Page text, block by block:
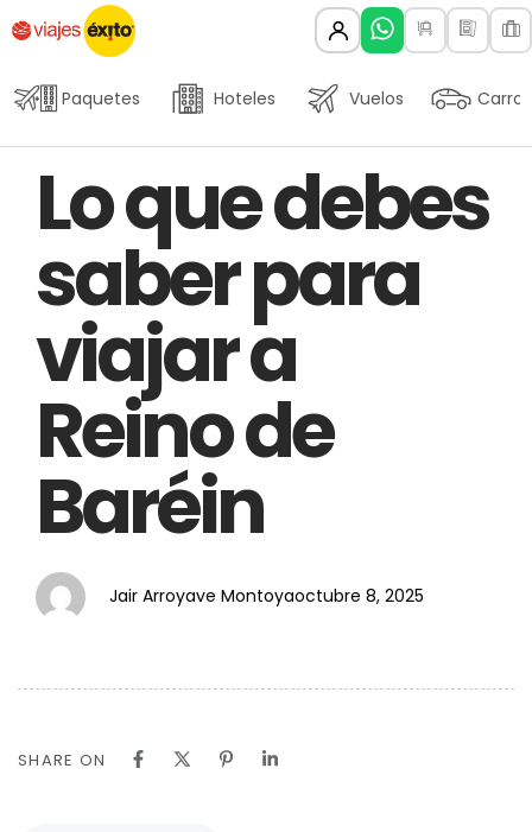
Paquetes Hoteles Vuelos Carros
Lo que debes
saber para
viajar a
Reino de
Baréin
Jair Arroyave Montoya
on:
octubre 8, 2025
SHARE ON